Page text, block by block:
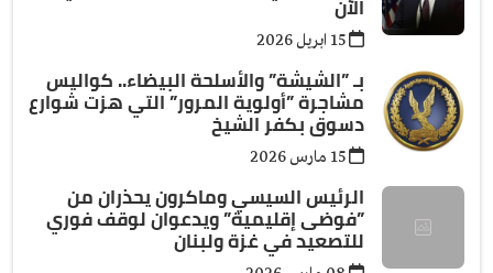
الآن
بـ ”الشيشة” والأسلحة البيضاء.. كواليس
مشاجرة ”أولوية المرور” التي هزت شوارع
دسوق بكفر الشيخ
الرئيس السيسي وماكرون يحذران من
”فوضى إقليمية” ويدعوان لوقف فوري
للتصعيد في غزة ولبنان